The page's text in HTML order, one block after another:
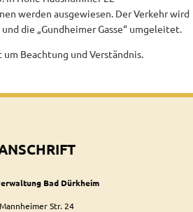
werden ausgewiesen. Der Verkehr wird
die „Gundheimer Gasse“ umgeleitet.
Beachtung und Verständnis.
Bad Dürkheim
Mannheimer Str. 24